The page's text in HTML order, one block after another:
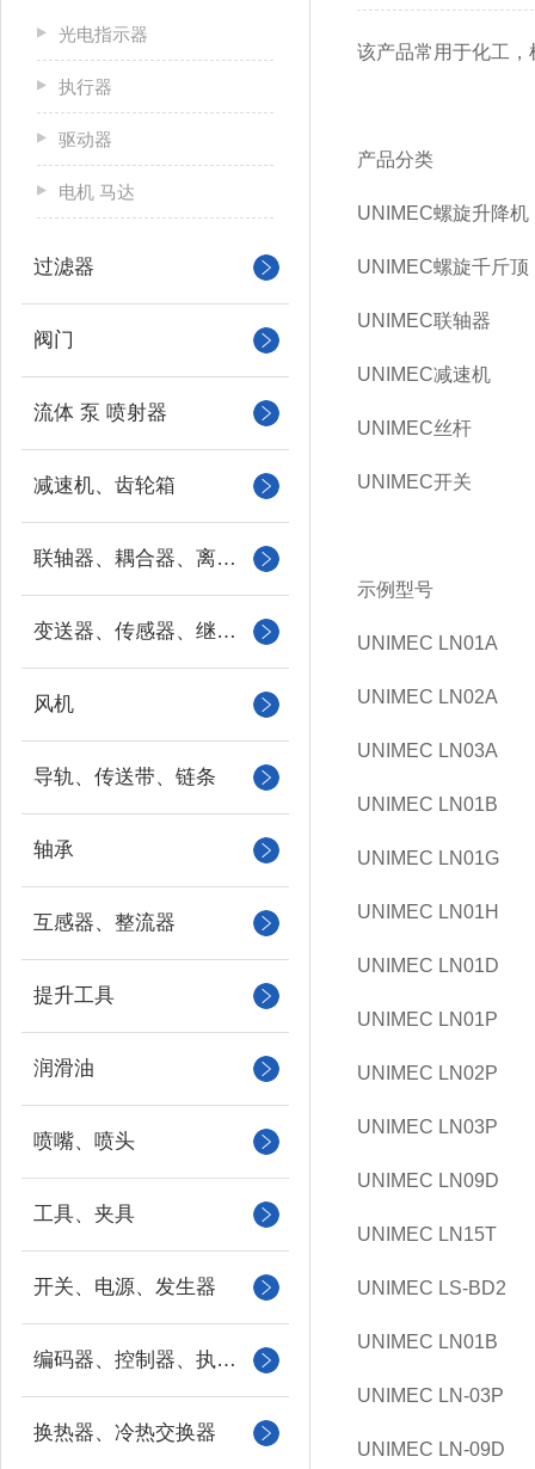
光电指示器
执行器
驱动器
电机 马达
过滤器
阀门
流体 泵 喷射器
减速机、齿轮箱
联轴器、耦合器、离合器
变送器、传感器、继电器
风机
导轨、传送带、链条
轴承
互感器、整流器
提升工具
润滑油
喷嘴、喷头
工具、夹具
开关、电源、发生器
编码器、控制器、执行器
换热器、冷热交换器
该产品常用于化工
产品分类
UNIMEC螺旋升降机
UNIMEC螺旋千斤顶
UNIMEC联轴器
UNIMEC减速机
UNIMEC丝杆
UNIMEC开关
示例型号
UNIMEC LN01A
UNIMEC LN02A
UNIMEC LN03A
UNIMEC LN01B
UNIMEC LN01G
UNIMEC LN01H
UNIMEC LN01D
UNIMEC LN01P
UNIMEC LN02P
UNIMEC LN03P
UNIMEC LN09D
UNIMEC LN15T
UNIMEC LS-BD2
UNIMEC LN01B
UNIMEC LN-03P
UNIMEC LN-09D